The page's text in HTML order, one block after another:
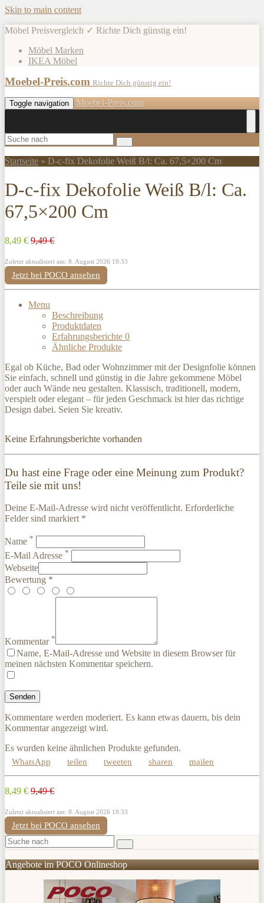
Skip to main content
Möbel Preisvergleich ✓ Richte Dich günstig ein!
Möbel Marken
IKEA Möbel
Moebel-Preis.com Richte Dich günstig ein!
Toggle navigation Moebel-Preis.com
Startseite » D-c-fix Dekofolie Weiß B/l: Ca. 67,5×200 Cm
D-c-fix Dekofolie Weiß B/l: Ca.
67,5×200 Cm
8,49 € 9,49 €
Zuletzt aktualisiert am: 8. August 2026 18:33
Jetzt bei POCO ansehen
Menu
Beschreibung
Produktdaten
Erfahrungsberichte 0
Ähnliche Produkte
Egal ob Küche, Bad oder Wohnzimmer mit der Designfolie können
Sie einfach, schnell und günstig in die Jahre gekommene Möbel
oder auch Wände neu gestalten. Klassisch, traditionell, modern,
verspielt oder elegant – für jeden Geschmack ist hier das richtige
Design dabei. Seien Sie kreativ.
Keine Erfahrungsberichte vorhanden
Du hast eine Frage oder eine Meinung zum Produkt?
Teile sie mit uns!
Deine E-Mail-Adresse wird nicht veröffentlicht. Erforderliche
Felder sind markiert *
Name *
E-Mail Adresse *
Webseite
Bewertung *
Kommentar *
Name, E-Mail-Adresse und Website in diesem Browser für
meinen nächsten Kommentar speichern.
Kommentare werden moderiert. Es kann etwas dauern, bis dein
Kommentar angezeigt wird.
Es wurden keine ähnlichen Produkte gefunden.
WhatsApp teilen tweeten sharen mailen
8,49 € 9,49 €
Zuletzt aktualisiert am: 8. August 2026 18:33
Jetzt bei POCO ansehen
Angebote im POCO Onlineshop